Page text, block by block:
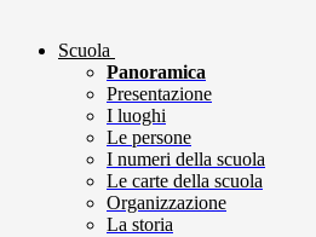
Scuola
Panoramica
Presentazione
I luoghi
Le persone
I numeri della scuola
Le carte della scuola
Organizzazione
La storia